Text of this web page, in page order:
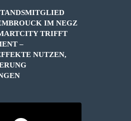
IM NEGZ
TRIFFT
–
NUTZEN,